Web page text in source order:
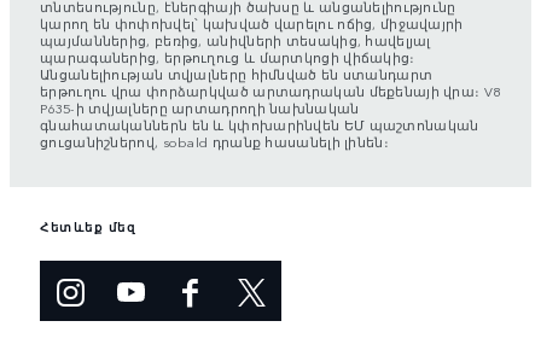
տնտեսությունը, էներգիայի ծախսը և անցանելիությունը
կարող են փոփոխվել՝ կախված վարելու ոճից, միջավայրի
պայմաններից, բեռից, անիվների տեսակից, հավելյալ
պարագաներից, երթուղուց և մարտկոցի վիճակից։
Անցանելիության տվյալները հիմնված են ստանդարտ
երթուղու վրա փորձարկված արտադրական մեքենայի վրա։ V8
P635-ի տվյալները արտադրողի նախնական
գնահատականներն են և կփոխարինվեն ԵՄ պաշտոնական
ցուցանիշներով, sobald դրանք հասանելի լինեն։
Հետևեք մեզ